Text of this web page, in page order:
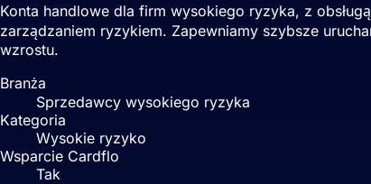
Konta handlowe dla firm wysokiego ryzyka, z
zarządzaniem ryzykiem. Zapewniamy szybsze
wzrostu.
Branża
Sprzedawcy wysokiego ryzyka
Kategoria
Wysokie ryzyko
Wsparcie Cardflo
Tak